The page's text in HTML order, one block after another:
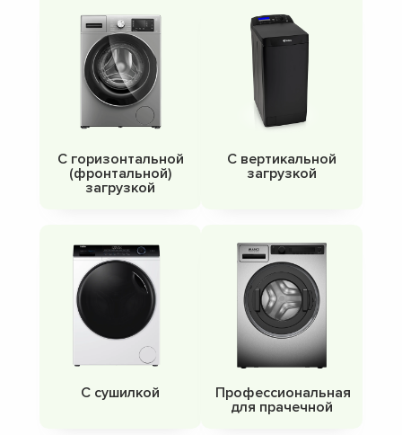
С горизонтальной
(фронтальной)
загрузкой
С вертикальной
загрузкой
С сушилкой
Профессиональная
для прачечной